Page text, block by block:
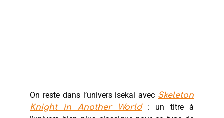
On reste dans l’univers isekai avec Skeleton
Knight in Another World: un titre à